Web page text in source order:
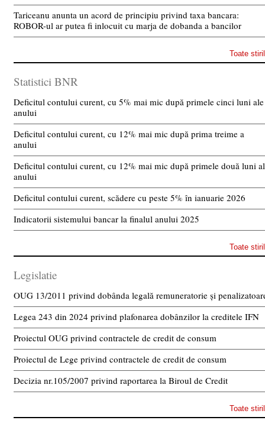
Tariceanu anunta un acord de principiu privind taxa bancara:
ROBOR-ul ar putea fi inlocuit cu marja de dobanda a bancilor
Toate
Statistici BNR
Deficitul contului curent, cu 5% mai mic după primele cinci luni ale
anului
Deficitul contului curent, cu 12% mai mic după prima treime a
anului
Deficitul contului curent, cu 12% mai mic după primele două luni
anului
Deficitul contului curent, scădere cu peste 5% în ianuarie 2026
Indicatorii sistemului bancar la finalul anului 2025
Toate
Legislatie
OUG 13/2011 privind dobânda legală remuneratorie și
Legea 243 din 2024 privind plafonarea dobânzilor la creditele IFN
Proiectul OUG privind contractele de credit de consum
Proiectul de Lege privind contractele de credit de consum
Decizia nr.105/2007 privind raportarea la Biroul de Credit
Toate